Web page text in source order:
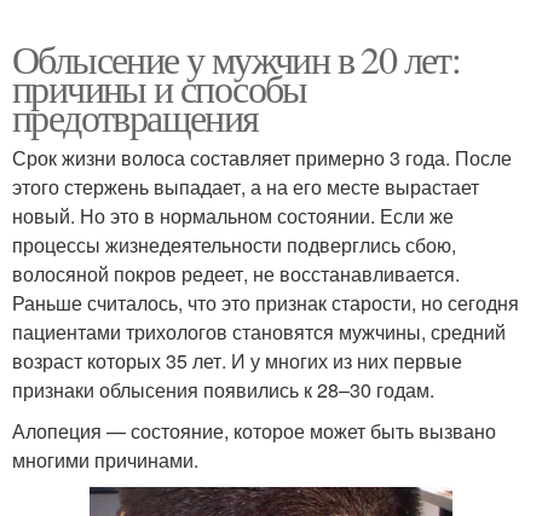
Облысение у мужчин в 20 лет:
причины и способы
предотвращения
Срок жизни волоса составляет примерно 3 года. После
этого стержень выпадает, а на его месте вырастает
новый. Но это в нормальном состоянии. Если же
процессы жизнедеятельности подверглись сбою,
волосяной покров редеет, не восстанавливается.
Раньше считалось, что это признак старости, но сегодня
пациентами трихологов становятся мужчины, средний
возраст которых 35 лет. И у многих из них первые
признаки облысения появились к 28–30 годам.
Алопеция — состояние, которое может быть вызвано
многими причинами.